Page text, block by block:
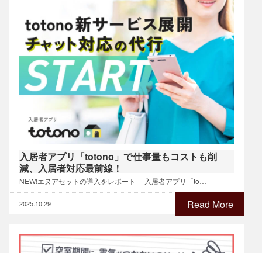
入居者アプリ「totono」で仕事量もコストも削
減、入居者対応最前線！
NEW!エヌアセットの導入をレポート 入居者アプリ「to…
Read More
2025.10.29